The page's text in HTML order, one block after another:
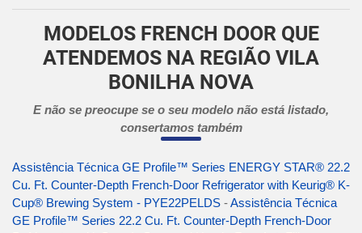
MODELOS FRENCH DOOR QUE
ATENDEMOS NA REGIÃO VILA
BONILHA NOVA
E não se preocupe se o seu modelo não está listado,
consertamos também
Assistência Técnica GE Profile™ Series ENERGY STAR® 22.2
Cu. Ft. Counter-Depth French-Door Refrigerator with Keurig® K-
Cup® Brewing System - PYE22PELDS -Assistência Técnica
GE Profile™ Series 22.2 Cu. Ft. Counter-Depth French-Door